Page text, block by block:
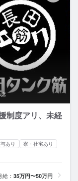
制度アリ、未経
あり
寮・社宅あり
給： 35万円〜50万円